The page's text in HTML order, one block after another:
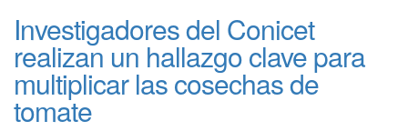
Investigadores del Conicet
realizan un hallazgo clave para
multiplicar las cosechas de
tomate